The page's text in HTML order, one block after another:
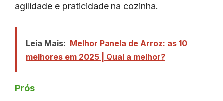
agilidade e praticidade na cozinha.
Leia Mais: Melhor Panela de Arroz: as 10
melhores em 2025 | Qual a melhor?
Prós